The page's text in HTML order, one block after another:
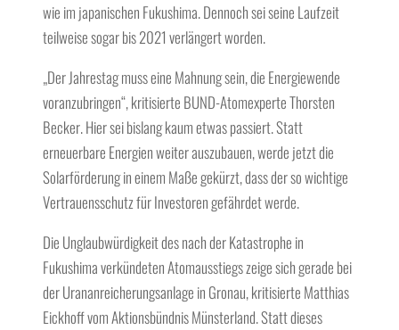
wie im japanischen Fukushima. Dennoch sei seine Laufzeit
teilweise sogar bis 2021 verlängert worden.
„Der Jahrestag muss eine Mahnung sein, die Energiewende
voranzubringen“, kritisierte BUND-Atomexperte Thorsten
Becker. Hier sei bislang kaum etwas passiert. Statt
erneuerbare Energien weiter auszubauen, werde jetzt die
Solarförderung in einem Maße gekürzt, dass der so wichtige
Vertrauensschutz für Investoren gefährdet werde.
Die Unglaubwürdigkeit des nach der Katastrophe in
Fukushima verkündeten Atomausstiegs zeige sich gerade bei
der Urananreicherungsanlage in Gronau, kritisierte Matthias
Eickhoff vom Aktionsbündnis Münsterland. Statt dieses